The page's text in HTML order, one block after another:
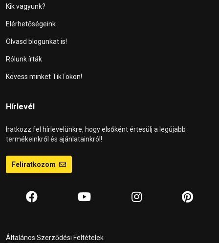
Kik vagyunk?
Elérhetőségeink
Olvasd blogunkat is!
Rólunk írták
Kövess minket TikTokon!
Hírlevél
Iratkozz fel hírlevelünkre, hogy elsőként értesülj a legújabb
termékeinkről és ajánlatainkról!
Feliratkozom
Általános Szerződési Feltételek